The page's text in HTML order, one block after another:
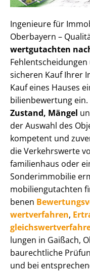
Ingenieure für
Oberbayern –
wert­gut­ach­ten
sicheren Kauf Ihrer
Kauf eines Hauses
bi­li­en­be­wer­tung
Zustand, Mängel
der Auswahl des
kompetent und
die Verkehrswerte
fa­mi­li­en­haus oder
Sonderimmobilie
mo­bi­li­en­gut­ach­ten
be­nen
wert­ver­fah­ren,
lun­gen in Gaißach,
baurechtliche
und bei